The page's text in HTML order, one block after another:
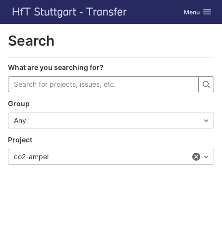
Skip to content
GitLab Toggle
Menu
Search
What are you searching for?
Group
Any
Project
co2-ampel